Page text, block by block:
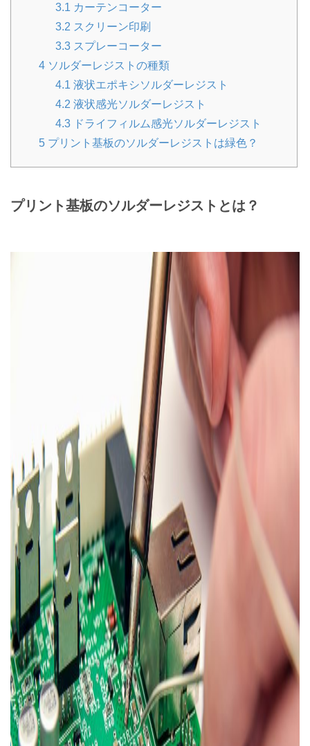
3.1 カーテンコーター
3.2 スクリーン印刷
3.3 スプレーコーター
4 ソルダーレジストの種類
4.1 液状エポキシソルダーレジスト
4.2 液状感光ソルダーレジスト
4.3 ドライフィルム感光ソルダーレジスト
5 プリント基板のソルダーレジストは緑色？
プリント基板のソルダーレジストとは？